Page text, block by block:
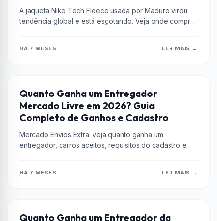
A jaqueta Nike Tech Fleece usada por Maduro virou
tendência global e está esgotando. Veja onde comprar
HÁ 7 MESES LER MAIS →
DINHEIRO
Quanto Ganha um Entregador
Mercado Livre em 2026? Guia
Completo de Ganhos e Cadastro
Mercado Envios Extra: veja quanto ganha um
entregador, carros aceitos, requisitos do cadastro e
HÁ 7 MESES LER MAIS →
DINHEIRO
Quanto Ganha um Entregador da